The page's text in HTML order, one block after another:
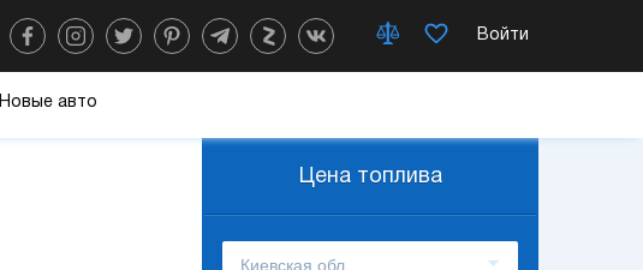
Войти
Новые авто
Цена топлива